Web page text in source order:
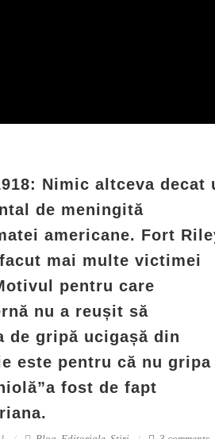
Nimic altceva decat
de meningită
americane. Fort
mai multe victimei
pentru care
nu a reușit să
de gripă ucigașă din
este pentru că nu gripa
fost de fapt